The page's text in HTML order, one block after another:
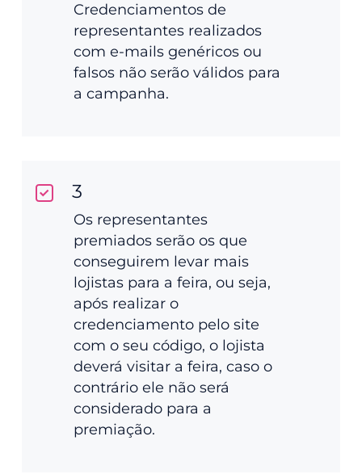
Credenciamentos de
representantes realizados
com e-mails genéricos ou
falsos não serão válidos para
a campanha.
3
Os representantes
premiados serão os que
conseguirem levar mais
lojistas para a feira, ou seja,
após realizar o
credenciamento pelo site
com o seu código, o lojista
deverá visitar a feira, caso o
contrário ele não será
considerado para a
premiação.